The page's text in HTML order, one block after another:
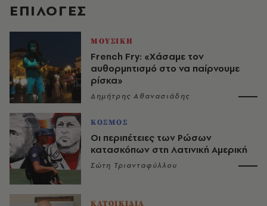
EΠΙΛΟΓΈΣ
ΜΟΥΣΙΚΗ
French Fry: «Χάσαμε τον
αυθορμητισμό στο να παίρνουμε
ρίσκα»
Δημήτρης Αθανασιάδης
ΚΟΣΜΟΣ
Οι περιπέτειες των Ρώσων
κατασκόπων στη Λατινική Αμερική
Σώτη Τριανταφύλλου
ΚΑΤΟΙΚΙΔΙΑ